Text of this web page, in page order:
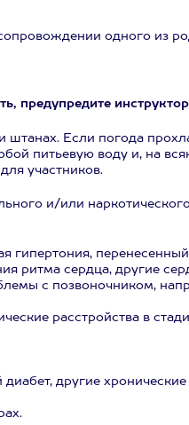
одного из
предупредите
Если погода
питьевую воду и, на
участников.
и/или
гипертония,
ритма сердца, другие
с позвоночником,
расстройства в
другие хронические